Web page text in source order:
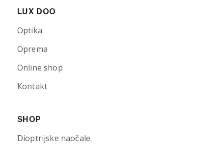
LUX DOO
Optika
Oprema
Online shop
Kontakt
SHOP
Dioptrijske naočale